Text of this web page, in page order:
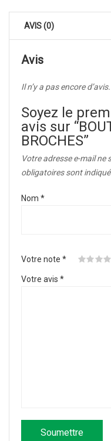
AVIS (0)
Avis
Il n’y a pas encore d’avis.
Soyez le
avis sur
BROCHES”
Votre adresse e-mail ne
obligatoires sont
Nom *
Votre note *
Votre avis *